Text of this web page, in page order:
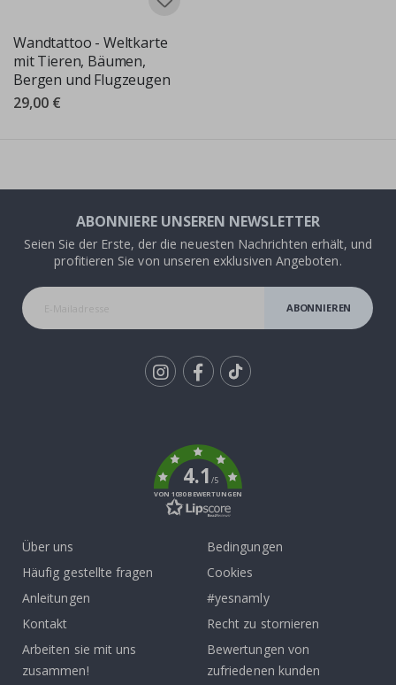
Wandtattoo - Weltkarte
mit Tieren, Bäumen,
Bergen und Flugzeugen
29,00 €
ABONNIERE UNSEREN NEWSLETTER
Seien Sie der Erste, der die neuesten Nachrichten erhält, und
profitieren Sie von unseren exklusiven Angeboten.
ABONNIEREN
4.1/5
VON 1030 BEWERTUNGEN
Über uns
Häufig gestellte fragen
Anleitungen
Kontakt
Arbeiten sie mit uns
zusammen!
Bedingungen
Cookies
#yesnamly
Recht zu stornieren
Bewertungen von
zufriedenen kunden